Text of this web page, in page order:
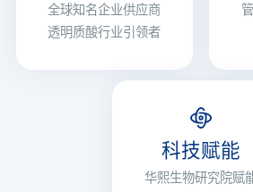
全球知名企业供应商
透明质酸行业引领者
科技赋能
华熙生物研究院赋